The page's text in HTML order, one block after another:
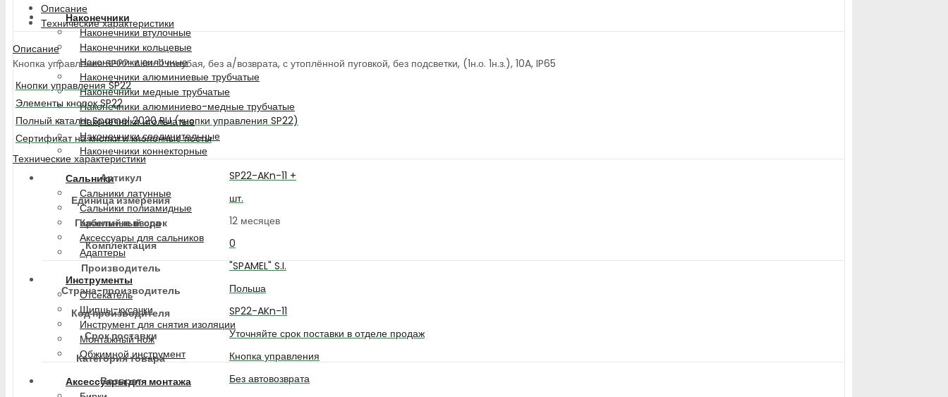
Наконечники
Наконечники втулочные
Наконечники кольцевые
Наконечники вилочные
Наконечники алюминиевые трубчатые
Наконечники медные трубчатые
Наконечники алюминиево-медные трубчатые
Наконечники игольчатые
Наконечники соединительные
Наконечники коннекторные
Сальники
Сальники латунные
Сальники полиамидные
Кабельные ввода
Аксессуары для сальников
Адаптеры
Инструменты
Отсекатель
Щипцы-кусачки
Инструмент для снятия изоляции
Монтажный нож
Обжимной инструмент
Аксессуары для монтажа
Описание
Технические характеристики
Описание
Кнопка управления SP22-AKn-11 голубая, без а/возврата, с утоплённой пуговкой, без подсветки, (1н.о. 1н.з.), 10A, IP65
Кнопки управления SP22
Элементы кнопок SP22
Полный каталог Spamel 2020 RU (кнопки управления SP22)
Сертификат на кнопки и кнопочные посты
Технические характеристики
Артикул
SP22-AKn-11 +
Единица измерения
шт.
Гарантийный срок
12 месяцев
Комплектация
0
Производитель
"SPAMEL" S.I.
Страна-производитель
Польша
Код производителя
SP22-AKn-11
Срок поставки
Уточняйте срок поставки в отделе продаж
Категория товара
Кнопка управления
Возврат
Без автовозврата